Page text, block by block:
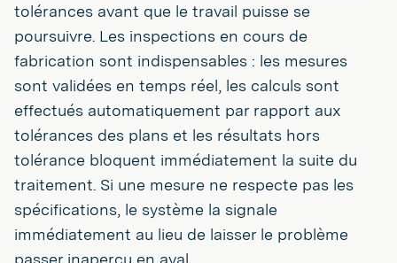
tolérances avant que le travail puisse se
poursuivre. Les inspections en cours de
fabrication sont indispensables : les mesures
sont validées en temps réel, les calculs sont
effectués automatiquement par rapport aux
tolérances des plans et les résultats hors
tolérance bloquent immédiatement la suite du
traitement. Si une mesure ne respecte pas les
spécifications, le système la signale
immédiatement au lieu de laisser le problème
passer inaperçu en aval.